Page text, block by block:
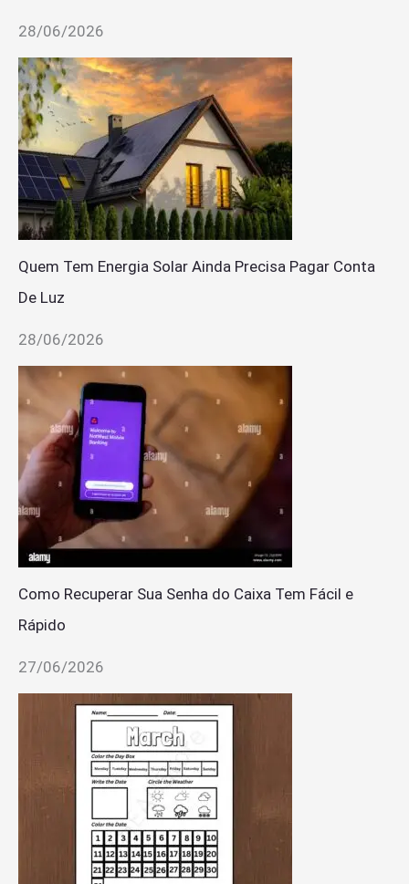
28/06/2026
Quem Tem Energia Solar Ainda Precisa Pagar Conta
De Luz
28/06/2026
Como Recuperar Sua Senha do Caixa Tem Fácil e
Rápido
27/06/2026